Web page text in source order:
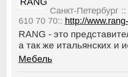
Санкт-Петербург
610 70 70:: http://
RANG - это
а так же итальянских и
Мебель